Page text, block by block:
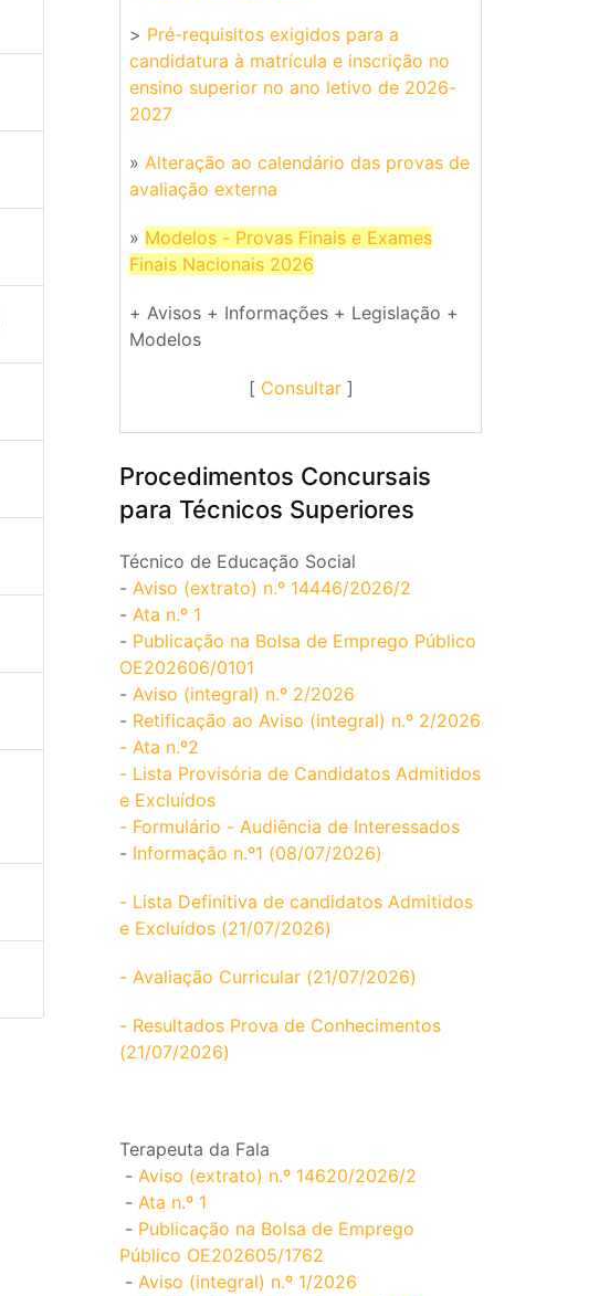
> Pré-requisitos exigidos para a
candidatura à matrícula e inscrição no
ensino superior no ano letivo de 2026-
2027
» Alteração ao calendário das provas de
avaliação externa
» Modelos - Provas Finais e Exames
Finais Nacionais 2026
+ Avisos + Informações + Legislação +
Modelos
[ Consultar]
Procedimentos Concursais
para Técnicos Superiores
Técnico de Educação Social
- Aviso (extrato) n.º 14446/2026/2
- Ata n.º 1
- Publicação na Bolsa de Emprego Público
OE202606/0101
- Aviso (integral) n.º 2/2026
- Retificação ao Aviso (integral) n.º 2/2026
- Ata n.º2
- Lista Provisória de Candidatos Admitidos
e Excluídos
- Formulário - Audiência de Interessados
- Informação n.º1 (08/07/2026)
- Lista Definitiva de candidatos Admitidos
e Excluídos (21/07/2026)
- Avaliação Curricular (21/07/2026)
- Resultados Prova de Conhecimentos
(21/07/2026)
Terapeuta da Fala
- Aviso (extrato) n.º 14620/2026/2
- Ata n.º 1
- Publicação na Bolsa de Emprego
Público OE202605/1762
- Aviso (integral) n.º 1/2026